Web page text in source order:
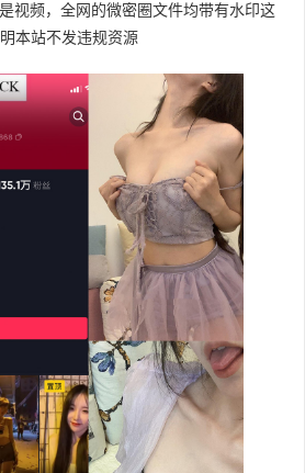
视频，全网的微密圈文件均带有水印这
本站不发违规资源